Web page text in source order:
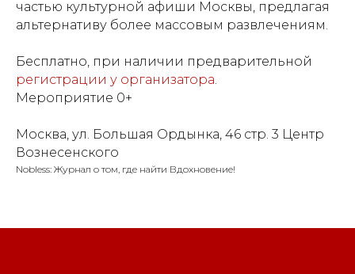
частью культурной афиши Москвы, предлагая
альтернативу более массовым развлечениям.
Бесплатно, при наличии предварительной
регистрации у организатора.
Мероприятие 0+
Москва, ул. Большая Ордынка, 46 стр. 3 Центр
Вознесенского
Nobless: Журнал о том, где найти Вдохновение!